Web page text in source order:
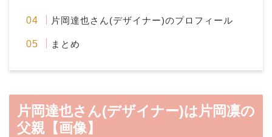
片岡達也さん(デザイナー)のプロフィール
まとめ
片岡達也さん(デザイナー)は片岡凛の
父親【画像】